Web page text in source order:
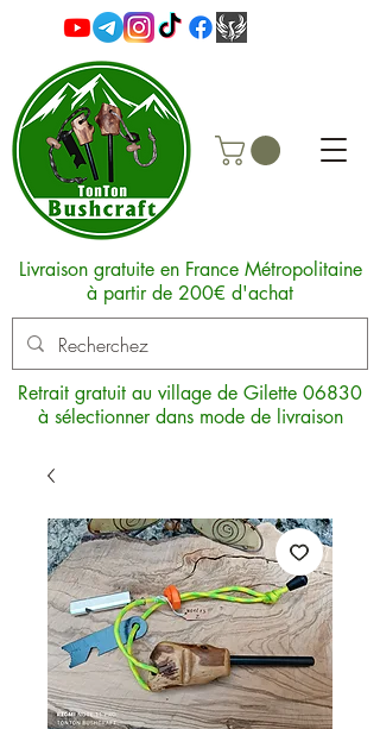
Livraison gratuite en France Métropolitaine
à partir de 200€ d'achat
Retrait gratuit au village de Gilette 06830
à sélectionner dans mode de livraison